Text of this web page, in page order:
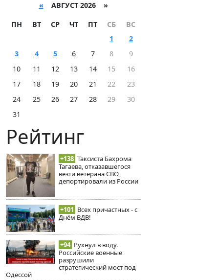
« АВГУСТ 2026 »
ПН ВТ СР ЧТ ПТ СБ
ВС
1
2
3
4 5 6 7 8
9
10
11 12 13 14 15
16
17
18 19 20 21 22
23
24
25 26 27 28 29
30
31
Рейтинг
+138 Таксиста Бахрома
Тагаева, отказавшегося
везти ветерана СВО,
депортировали из России
+101 Всех причастных - с
Днём ВДВ!
+94 Рухнул в воду.
Российские военные
разрушили
стратегический мост под
Одессой